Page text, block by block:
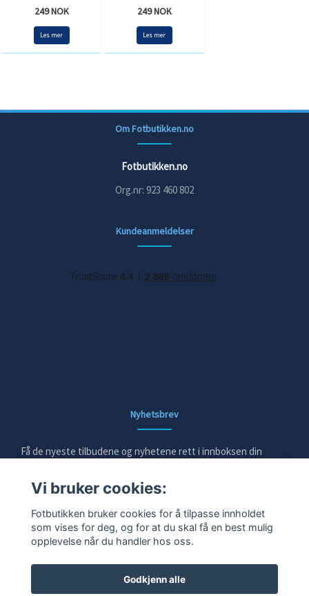
249 NOK
Les mer
249 NOK
Les mer
Om Fotbutikken.no
Fotbutikken.no
Org.nr: 923 460 802
Kundeanmeldelser
Nyhetsbrev
Få de nyeste tilbudene og nyhetene rett i innboksen din
E-post
Ja takk!
Vi bruker cookies:
Fotbutikken bruker cookies for å tilpasse innholdet
som vises for deg, og for at du skal få en best mulig
opplevelse når du handler hos oss.
Godkjenn alle